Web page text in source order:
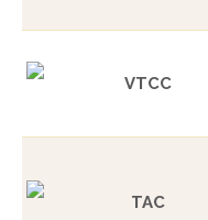
VTCC
TAC